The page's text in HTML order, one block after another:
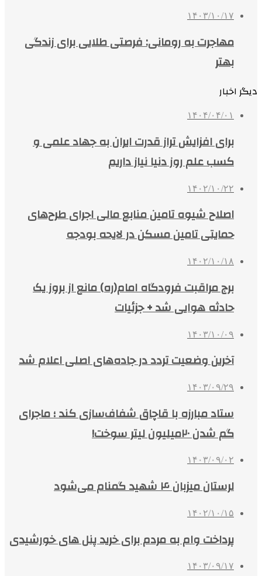
۱۴۰۳/۱۰/۱۷
مهاجرت به رومانی: فرصتی طلایی برای زندگی
بهتر
دیگر اخبار
۱۴۰۴/۰۴/۰۱
برای افزایش تراز قدرت ایران به جهاد علمی و
کسب علم روز دنیا نیاز داریم
۱۴۰۲/۱۰/۲۲
اصلاح شیوه تامین منابع مالی اجرای طرح‌های
حمایتی تامین مسکن در لایحه بودجه
۱۴۰۲/۱۰/۱۸
برج مراقبت فرودگاه امام(ره) مانع از بروز یک
حادثه هوایی شد + جزئیات
۱۴۰۳/۱۰/۰۹
آخرین وضعیت تردد در جاده‌های اصلی اعلام شد
۱۴۰۳/۰۹/۲۹
ستاد مبارزه با قاچاق شفاف‌سازی کند ؛ ماجرای
گم شدن ۲۰میلیون لیتر سوخت!
۱۴۰۳/۰۹/۰۲
لرستان میزبان ۴ شهید گمنام می‌شود
۱۴۰۲/۱۰/۱۵
پرداخت وام به مردم برای خرید پنل‌ های خورشیدی
۱۴۰۳/۰۹/۱۷